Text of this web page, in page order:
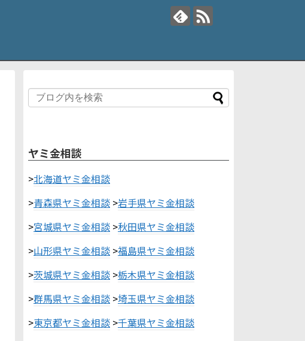
ヤミ金相談
>北海道ヤミ金相談
>青森県ヤミ金相談 >岩手県ヤミ金相談
>宮城県ヤミ金相談 >秋田県ヤミ金相談
>山形県ヤミ金相談 >福島県ヤミ金相談
>茨城県ヤミ金相談 >栃木県ヤミ金相談
>群馬県ヤミ金相談 >埼玉県ヤミ金相談
>東京都ヤミ金相談 >千葉県ヤミ金相談